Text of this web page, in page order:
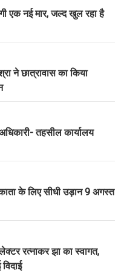
एक नई मार, जल्द खुल रहा है
ने छात्रावास का किया
तहसील कार्यालय
के लिए सीधी उड़ान 9 अगस्त
रत्नाकर झा का स्वागत,